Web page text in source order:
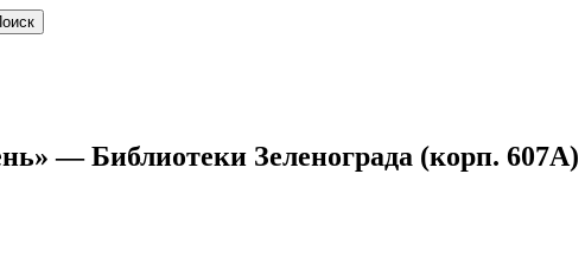
— Библиотеки Зеленограда (корп. 607А)